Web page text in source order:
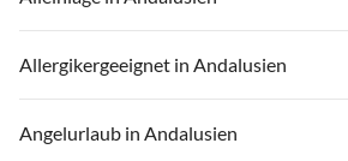
Allergikergeeignet in Andalusien
Angelurlaub in Andalusien